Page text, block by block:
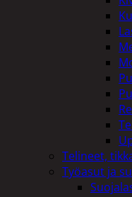
Telineet,
Työasut ja